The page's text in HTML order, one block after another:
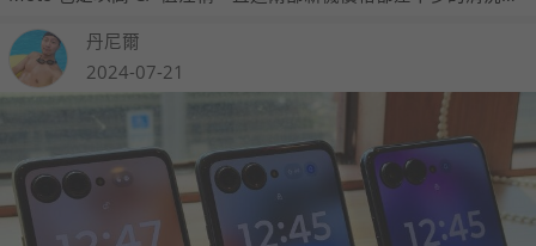
丹尼爾
2024-07-21